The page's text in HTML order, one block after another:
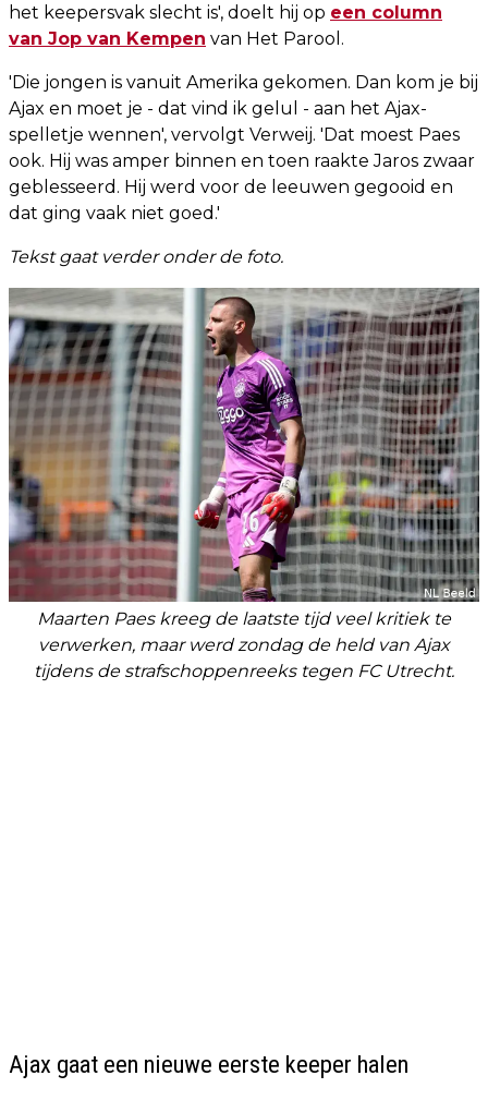
het keepersvak slecht is', doelt hij op een column
van Jop van Kempen van Het Parool.
'Die jongen is vanuit Amerika gekomen. Dan kom je bij
Ajax en moet je - dat vind ik gelul - aan het Ajax-
spelletje wennen', vervolgt Verweij. 'Dat moest Paes
ook. Hij was amper binnen en toen raakte Jaros zwaar
geblesseerd. Hij werd voor de leeuwen gegooid en
dat ging vaak niet goed.'
Tekst gaat verder onder de foto.
Maarten Paes kreeg de laatste tijd veel kritiek te
verwerken, maar werd zondag de held van Ajax
tijdens de strafschoppenreeks tegen FC Utrecht.
Ajax gaat een nieuwe eerste keeper halen